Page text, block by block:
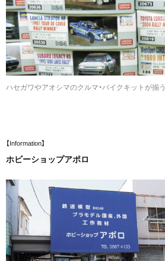
ハセガワやアオシマのクルマ・バイクキットが揃う
【Information】
ホビーショップアポロ